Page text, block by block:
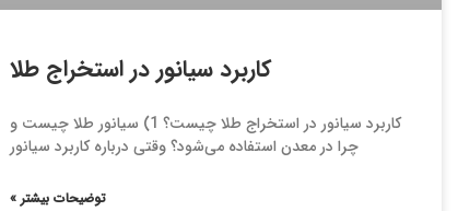
کاربرد سیانور در استخراج طلا
کاربرد سیانور در استخراج طلا چیست؟ 1) سیانور طلا چیست و
چرا در معدن استفاده می‌شود؟ وقتی درباره کاربرد سیانور
توضیحات بیشتر »